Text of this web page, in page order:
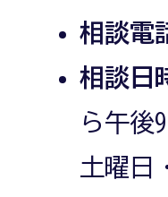
相談電
相談日
ら午後
土曜日